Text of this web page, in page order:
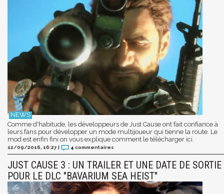
Comme d'habitude, les développeurs de Just Cause ont fait confiance à
leurs fans pour développer un mode multijoueur qui tienne la route. Le
mod est enfin fini on vous explique comment le télécharger ici.
12/09/2016, 16:27 | 4 commentaires
JUST CAUSE 3 : UN TRAILER ET UNE DATE DE SORTIE
POUR LE DLC "BAVARIUM SEA HEIST"